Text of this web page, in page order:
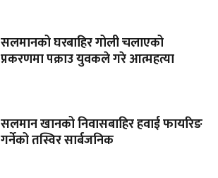
सलमानको घरबाहिर गोली चलाएको
प्रकरणमा पक्राउ युवकले गरे आत्महत्या
सलमान खानको निवासबाहिर हवाई फायरिङ
गर्नेको तस्विर सार्बजनिक